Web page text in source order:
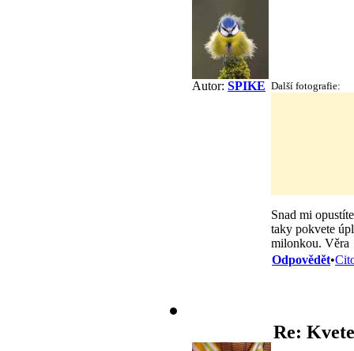
Autor: SPIKE Další fotografie:
Snad mi
taky pokvete
milonkou. Věra
Odpovědět•
Re: